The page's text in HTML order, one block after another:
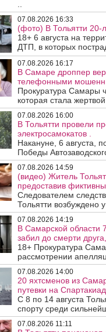
07.08.2026 16:33
(фото) В Тольятти 20-
18+ 6 августа на
ДТП, в которых
07.08.2026 16:17
В Самаре дроппер
телефонными
Прокуратура Самары
которая стала
07.08.2026 16:00
В Тольятти провели
электросамокатов .
Накануне, 6 августа,
Победы
07.08.2026 14:59
(видео) Житель
предоставив
Следователем
Тольятти возбуждено
07.08.2026 14:19
В Самарской области
забил до смерти
18+ Прокуратура
рассмотрении
07.08.2026 14:00
20 яхтсменов из
путевки на
С 8 по 14 августа
спорту среди
07.08.2026 11:11